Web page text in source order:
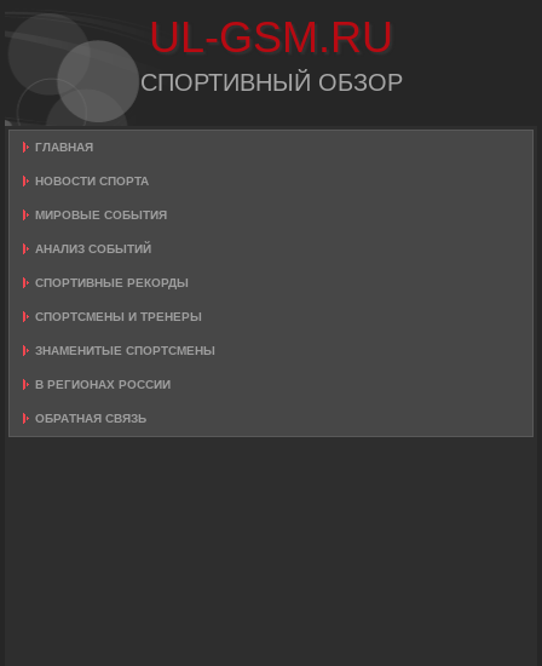
UL-GSM.RU
СПОРТИВНЫЙ ОБЗОР
ГЛАВНАЯ
НОВОСТИ СПОРТА
МИРОВЫЕ СОБЫТИЯ
АНАЛИЗ СОБЫТИЙ
СПОРТИВНЫЕ РЕКОРДЫ
СПОРТСМЕНЫ И ТРЕНЕРЫ
ЗНАМЕНИТЫЕ СПОРТСМЕНЫ
В РЕГИОНАХ РОССИИ
ОБРАТНАЯ СВЯЗЬ